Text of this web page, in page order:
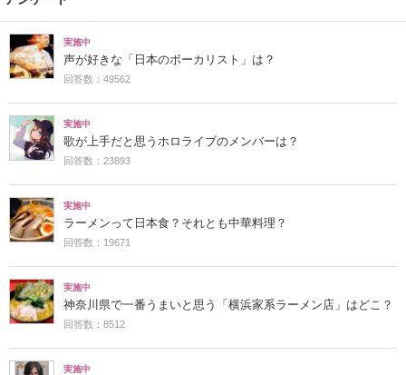
実施中
声が好きな「日本のボーカリスト」は？
回答数：49562
実施中
歌が上手だと思うホロライブのメンバーは？
回答数：23893
実施中
ラーメンって日本食？それとも中華料理？
回答数：19671
実施中
神奈川県で一番うまいと思う「横浜家系ラーメン店」はどこ？
回答数：8512
実施中